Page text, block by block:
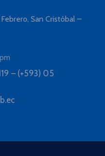
San Cristóbal –
– (+593) 05